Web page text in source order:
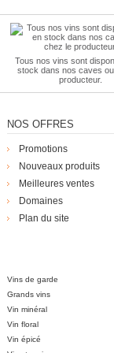
Tous nos vins sont
stock dans nos caves
producteur.
NOS OFFRES
Promotions
Nouveaux produits
Meilleures ventes
Domaines
Plan du site
Vins de garde
Grands vins
Vin minéral
Vin floral
Vin épicé